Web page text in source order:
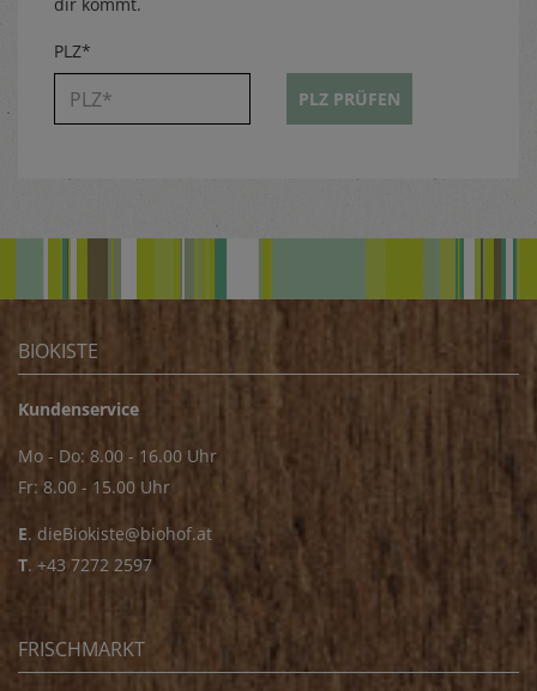
PLZ*
PLZ PRÜFEN
BIOKISTE
Kundenservice
Mo - Do: 8.00 - 16.00 Uhr
Fr: 8.00 - 15.00 Uhr
E. dieBiokiste@biohof.at
T. +43 7272 2597
FRISCHMARKT